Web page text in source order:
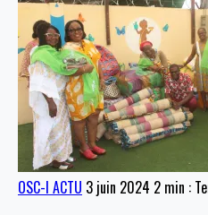
OSC-I ACTU 3 juin 2024 2 min :